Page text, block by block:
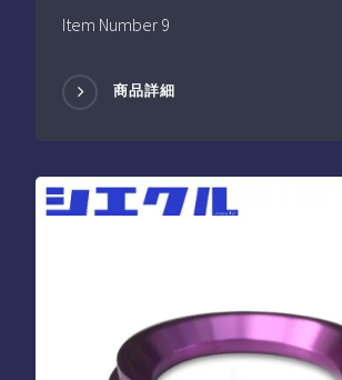
Item Number 9
商品詳細